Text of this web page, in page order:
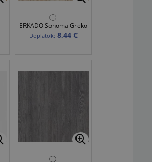
ERKADO Sonoma Greko
Doplatok: 8,44 €